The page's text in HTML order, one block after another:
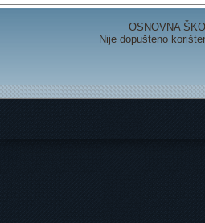
OSNOVNA
Nije dopušteno